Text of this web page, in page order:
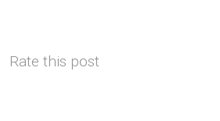
Rate this post